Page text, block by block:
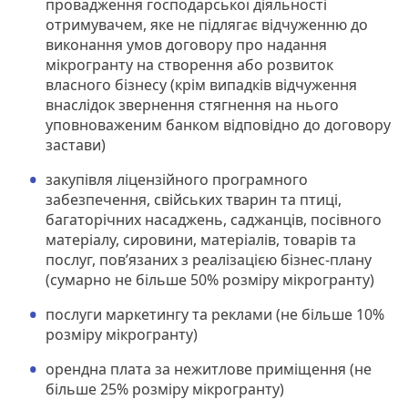
провадження господарської діяльності
отримувачем, яке не підлягає відчуженню до
виконання умов договору про надання
мікрогранту на створення або розвиток
власного бізнесу (крім випадків відчуження
внаслідок звернення стягнення на нього
уповноваженим банком відповідно до договору
застави)
закупівля ліцензійного програмного
забезпечення, свійських тварин та птиці,
багаторічних насаджень, саджанців, посівного
матеріалу, сировини, матеріалів, товарів та
послуг, пов’язаних з реалізацією бізнес-плану
(сумарно не більше 50% розміру мікрогранту)
послуги маркетингу та реклами (не більше 10%
розміру мікрогранту)
орендна плата за нежитлове приміщення (не
більше 25% розміру мікрогранту)